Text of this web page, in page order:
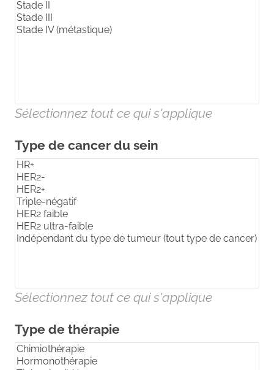
Sélectionnez tout ce qui s'applique
Type de cancer du sein
Sélectionnez tout ce qui s'applique
Type de thérapie